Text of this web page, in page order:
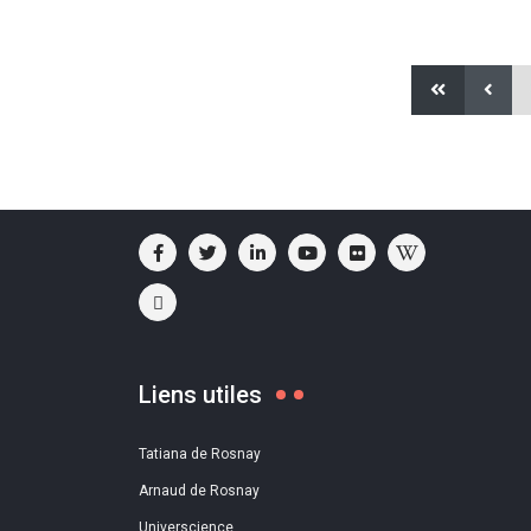
Liens utiles
Tatiana de Rosnay
Arnaud de Rosnay
Universcience